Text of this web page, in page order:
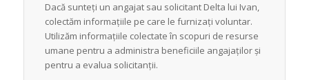
Dacă sunteți un angajat sau solicitant Delta lui Ivan,
colectăm informațiile pe care le furnizați voluntar.
Utilizăm informațiile colectate în scopuri de resurse
umane pentru a administra beneficiile angajaților și
pentru a evalua solicitanții.